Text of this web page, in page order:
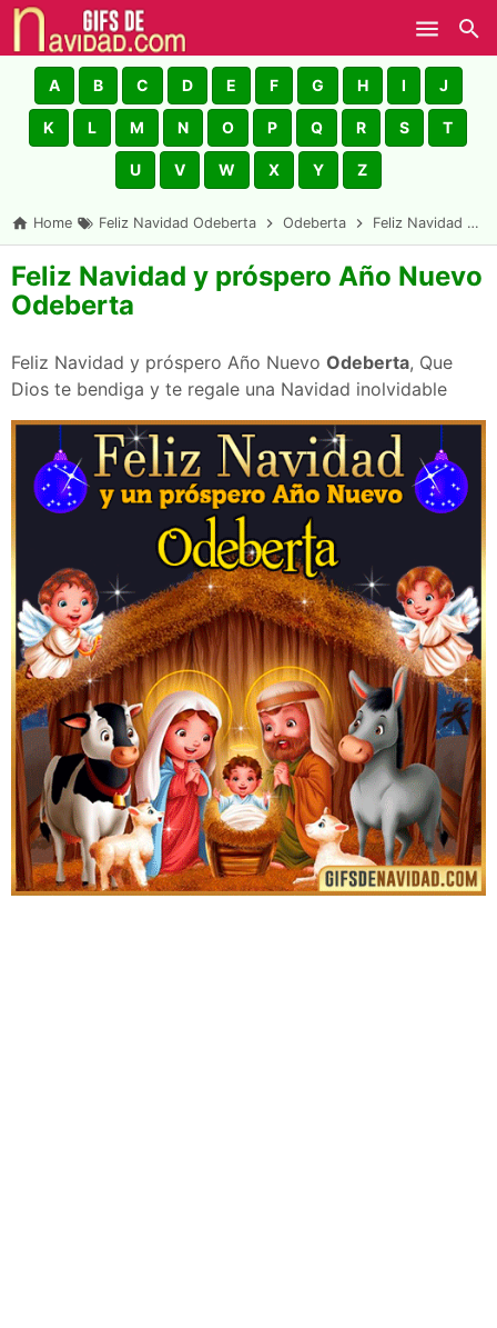
Skip to main content
A B C D E F G H I J
K L M N O P Q R S T
U V W X Y Z
Home Feliz Navidad Odeberta Odeberta Feliz Navidad y próspero Año Nuevo Odeberta
Feliz Navidad y próspero Año Nuevo
Odeberta
Feliz Navidad y próspero Año Nuevo Odeberta, Que
Dios te bendiga y te regale una Navidad inolvidable